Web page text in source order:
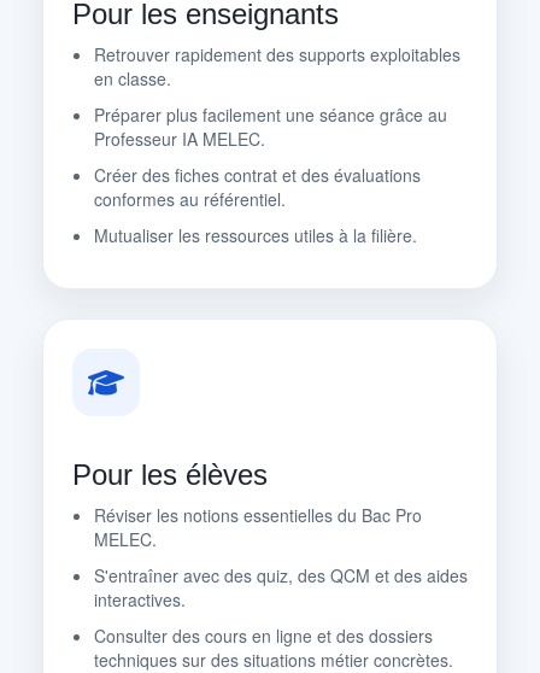
Pour les enseignants
Retrouver rapidement des supports exploitables
en classe.
Préparer plus facilement une séance grâce au
Professeur IA MELEC.
Créer des fiches contrat et des évaluations
conformes au référentiel.
Mutualiser les ressources utiles à la filière.
Pour les élèves
Réviser les notions essentielles du Bac Pro
MELEC.
S'entraîner avec des quiz, des QCM et des aides
interactives.
Consulter des cours en ligne et des dossiers
techniques sur des situations métier concrètes.